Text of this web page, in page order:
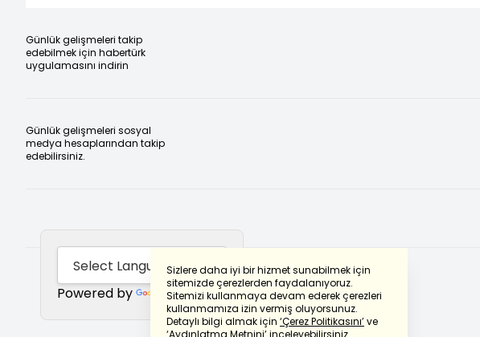
Sizlere daha iyi bir hizmet sunabilmek için
sitemizde çerezlerden faydalanıyoruz.
Sitemizi kullanmaya devam ederek çerezleri
kullanmamıza izin vermiş oluyorsunuz.
Detaylı bilgi almak için ‘Çerez Politikasını’ve
‘Aydınlatma Metnini’inceleyebilirsiniz.
Günlük gelişmeleri takip
edebilmek için habertürk
uygulamasını indirin
Günlük gelişmeleri sosyal
medya hesaplarından takip
edebilirsiniz.
Powered by Translate